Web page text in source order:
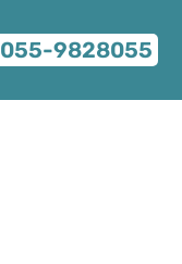
055-9828055